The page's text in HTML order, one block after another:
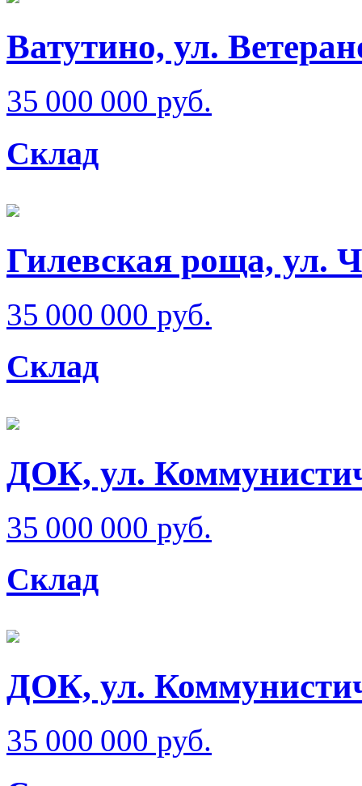
Ватутино, ул.
35 000 000 руб.
Склад
Гилевская роща, ул.
35 000 000 руб.
Склад
ДОК, ул.
35 000 000 руб.
Склад
ДОК, ул.
35 000 000 руб.